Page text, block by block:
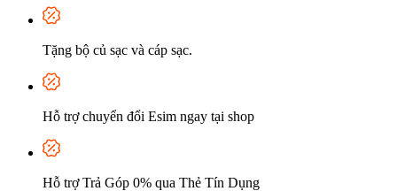
Tặng bộ củ sạc và cáp sạc.
Hỗ trợ chuyển đổi Esim ngay tại shop
Hỗ trợ Trả Góp 0% qua Thẻ Tín Dụng